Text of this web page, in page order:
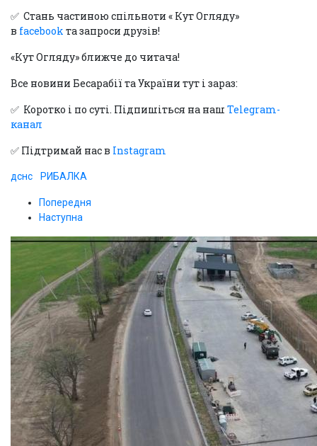
✅ Стань частиною спільноти « Кут Огляду»
в facebook та запроси друзів!
«Кут Огляду» ближче до читача!
Все новини Бесарабії та України тут і зараз:
✅ Коротко і по суті. Підпишіться на наш Telegram-
канал
✅ Підтримай нас в Instagram
дснс РИБАЛКА
Попередня
Наступна